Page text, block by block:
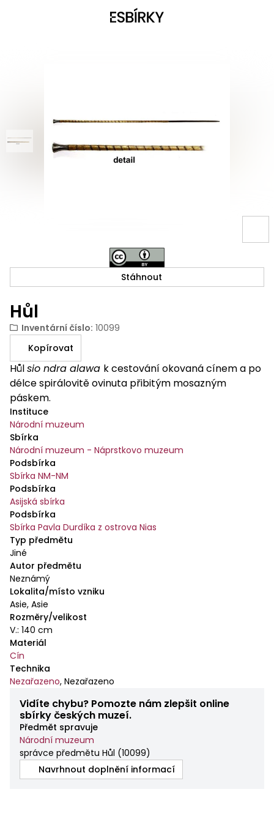
Hůl
Inventární číslo: 10099
Kopírovat
Hůlsio ndra alawa k cestování okovaná cínem a po
délce spirálovitě ovinuta přibitým mosazným
páskem.
Instituce
Národní muzeum
Sbírka
Národní muzeum - Náprstkovo muzeum
Podsbírka
Sbírka NM-NM
Podsbírka
Asijská sbírka
Podsbírka
Sbírka Pavla Durdíka z ostrova Nias
Typ předmětu
Jiné
Autor předmětu
Neznámý
Lokalita/místo vzniku
Asie, Asie
Rozměry/velikost
V.: 140 cm
Materiál
Cín
Technika
Nezařazeno, Nezařazeno
Vidíte chybu? Pomozte nám zlepšit online
sbírky českých muzeí.
Předmět spravuje
Národní muzeum
správce předmětu Hůl (10099)
Navrhnout doplnění informací
Stáhnout